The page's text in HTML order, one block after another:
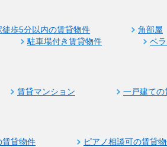
徒歩5分以内の賃貸物件
角部屋
駐車場付き賃貸物件
ベ
賃貸マンション 一戸建ての
賃貸物件 ピアノ相談可の賃貸